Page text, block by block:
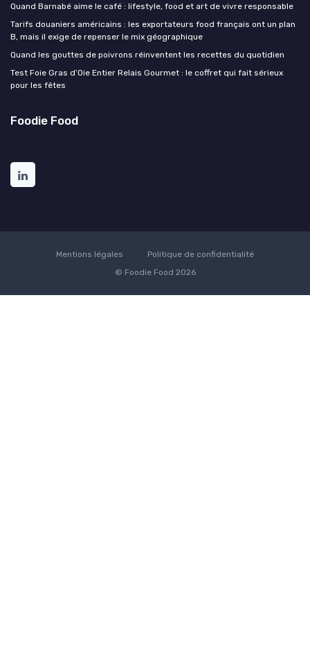
Quand Barnabé aime le café : lifestyle, food et art de vivre responsable
Tarifs douaniers américains : les exportateurs food français ont un plan
B, mais il exige de repenser le mix géographique
Quand les gouttes de poivrons réinventent les recettes du quotidien
Test Foie Gras d’Oie Entier Relais Gourmet : le coffret qui fait sérieux
pour les fêtes
Foodie Food
Mentions légales
Politique de confidentialité
© Foodie Food 2026